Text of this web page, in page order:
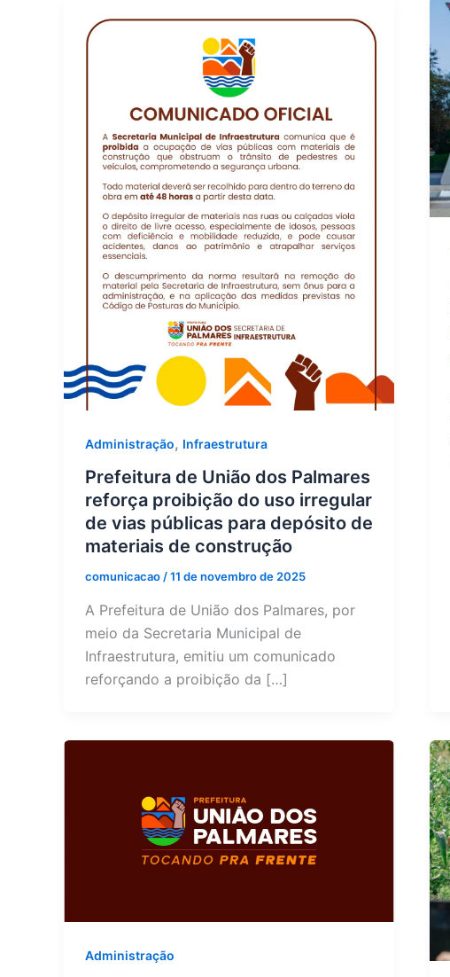
Administração, Infraestrutura
Prefeitura de União dos Palmares
reforça proibição do uso irregular
de vias públicas para depósito de
materiais de construção
comunicacao/11 de novembro de 2025
A Prefeitura de União dos Palmares, por
meio da Secretaria Municipal de
Infraestrutura, emitiu um comunicado
reforçando a proibição da […]
Administração